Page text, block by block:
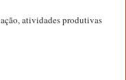
atividades produtivas